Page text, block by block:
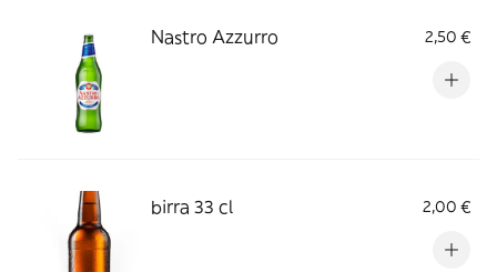
Nastro Azzurro 2,50 €
birra 33 cl 2,00 €